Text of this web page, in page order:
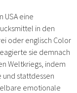
USA eine
in den
oder englisch Color
sie demnach
Weltkriegs, indem
und stattdessen
emotionale